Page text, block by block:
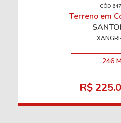
CÓD
Terreno em
246
R$